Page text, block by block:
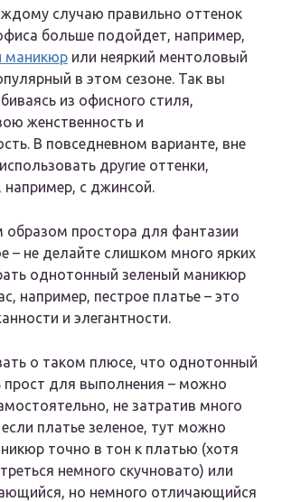
случаю правильно оттенок
больше подойдет, например,
маникюр или неяркий ментоловый
в этом сезоне. Так вы
из офисного стиля,
женственность и
В повседневном варианте, вне
другие оттенки,
с джинсой.
образом простора для фантазии
– не делайте слишком много ярких
однотонный зеленый маникюр
например, пестрое платье – это
и элегантности.
о таком плюсе, что однотонный
прост для выполнения – можно
не затратив много
платье зеленое, тут можно
точно в тон к платью (хотя
немного скучновато) или
но немного отличающийся